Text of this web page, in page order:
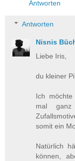
Antworten
Antworten
Nisnis
Liebe Iris,
du kleiner
Ich
mal
somit ein
Natürlich
können,